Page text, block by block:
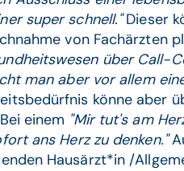
super schnell."Dieser
von Fachärzten
über Call-
man aber vor allem
könne aber
einem "Mir tut's am
ans Herz zu denken."
Hausärzt*in /